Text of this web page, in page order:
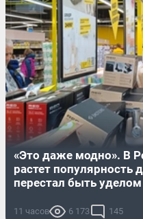
«Это даже модно». В
растет популярность
перестал быть
11 часов 6 173 145